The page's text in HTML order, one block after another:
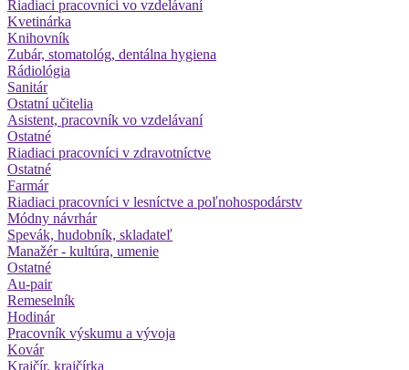
Riadiaci pracovníci vo vzdelávaní
Kvetinárka
Knihovník
Zubár, stomatológ, dentálna hygiena
Rádiológia
Sanitár
Ostatní učitelia
Asistent, pracovník vo vzdelávaní
Ostatné
Riadiaci pracovníci v zdravotníctve
Ostatné
Farmár
Riadiaci pracovníci v lesníctve a poľnohospodárstv
Módny návrhár
Spevák, hudobník, skladateľ
Manažér - kultúra, umenie
Ostatné
Au-pair
Remeselník
Hodinár
Pracovník výskumu a vývoja
Kovár
Krajčír, krajčírka